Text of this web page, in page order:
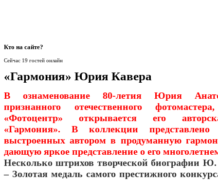
Кто на сайте?
Сейчас 19 гостей онлайн
«Гармония» Юрия Кавера
В ознаменование 80-летия Юрия
признанного отечественного
«Фотоцентр» открывается его
«Гармония». В коллекции
выстроенных автором в продуманную
дающую яркое представление о его
Несколько штрихов творческой биографии
– Золотая медаль самого престижного